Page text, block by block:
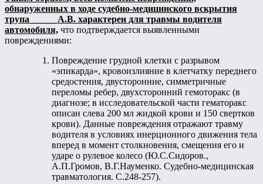
обнаруженных в ходе судебно-медицинского вскрытия
трупа _____ А.В. характерен для травмы водителя
автомобиля, что подтверждается выявленными
повреждениями:
Повреждение грудной клетки с разрывом
«эпикарда», кровоизлияние в клетчатку переднего
средостения, двусторонние, симметричные
переломы ребер, двухсторонний гемоторакс (в
диагнозе; в исследовательской части гематоракс
описан слева 200 мл жидкой крови и 150 свертков
крови). Данные повреждения отражают травму
водителя в условиях инерционного движения тела
вперед в момент столкновения, смещения его и
ударе о рулевое колесо (Ю.С.Сидоров.,
А.П.Громов, В.Г.Науменко. Судебно-медицинская
травматология. С.248-257).